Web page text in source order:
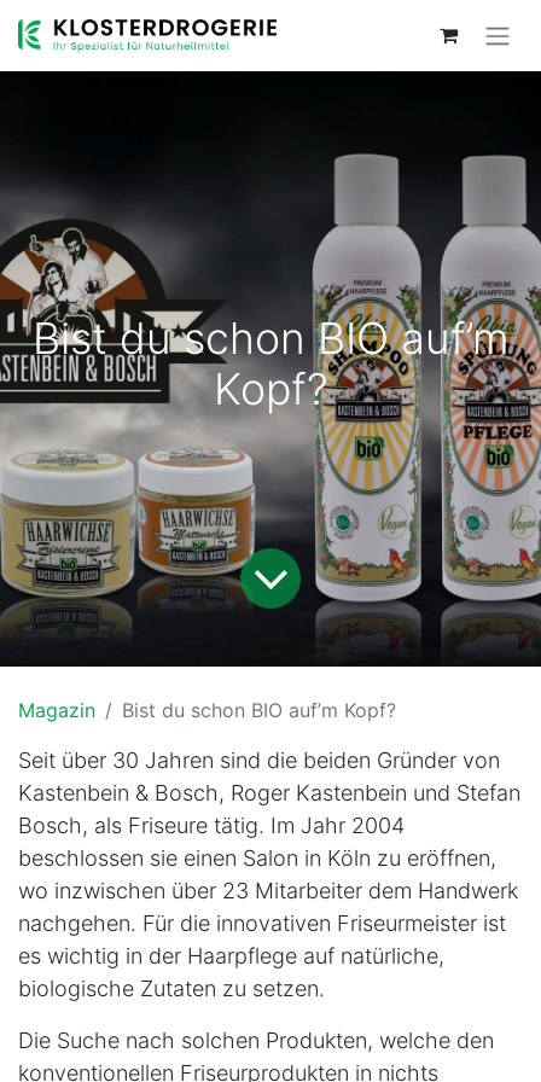
Bist du schon BIO auf’m
Kopf?
Magazin Bist du schon BIO auf’m Kopf?
Seit über 30 Jahren sind die beiden Gründer von
Kastenbein & Bosch, Roger Kastenbein und Stefan
Bosch, als Friseure tätig. Im Jahr 2004
beschlossen sie einen Salon in Köln zu eröffnen,
wo inzwischen über 23 Mitarbeiter dem Handwerk
nachgehen. Für die innovativen Friseurmeister ist
es wichtig in der Haarpflege auf natürliche,
biologische Zutaten zu setzen.
Die Suche nach solchen Produkten, welche den
konventionellen Friseurprodukten in nichts